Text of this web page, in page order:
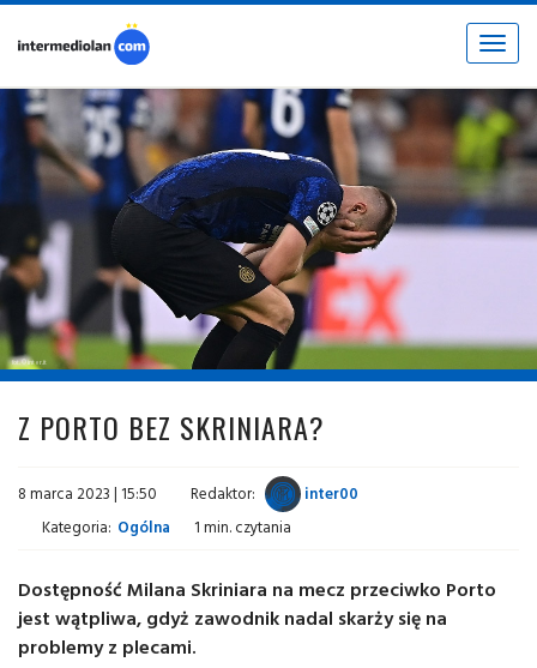
Toggle
fot. © inter.it
Z PORTO BEZ SKRINIARA?
8 marca 2023 | 15:50 Redaktor:
inter00
Kategoria: Ogólna 1 min. czytania
Dostępność Milana Skriniara na mecz przeciwko Porto
jest wątpliwa, gdyż zawodnik nadal skarży się na
problemy z plecami.